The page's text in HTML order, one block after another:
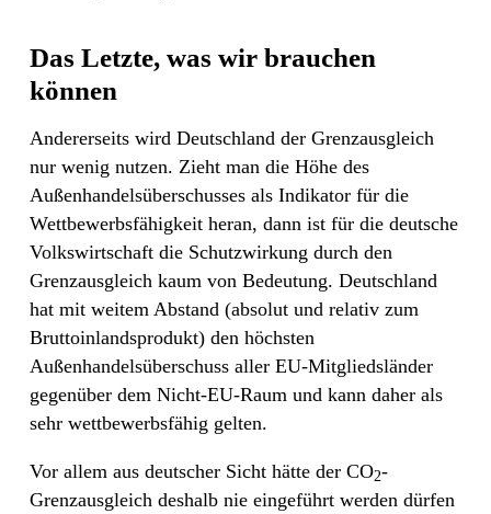
Das Letzte, was wir brauchen
können
Andererseits wird Deutschland der Grenzausgleich
nur wenig nutzen. Zieht man die Höhe des
Außenhandelsüberschusses als Indikator für die
Wettbewerbsfähigkeit heran, dann ist für die deutsche
Volkswirtschaft die Schutzwirkung durch den
Grenzausgleich kaum von Bedeutung. Deutschland
hat mit weitem Abstand (absolut und relativ zum
Bruttoinlandsprodukt) den höchsten
Außenhandelsüberschuss aller EU-Mitgliedsländer
gegenüber dem Nicht-EU-Raum und kann daher als
sehr wettbewerbsfähig gelten.
Vor allem aus deutscher Sicht hätte der CO2-
Grenzausgleich deshalb nie eingeführt werden dürfen